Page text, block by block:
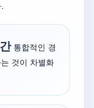
통합적인 경
것이 차별화